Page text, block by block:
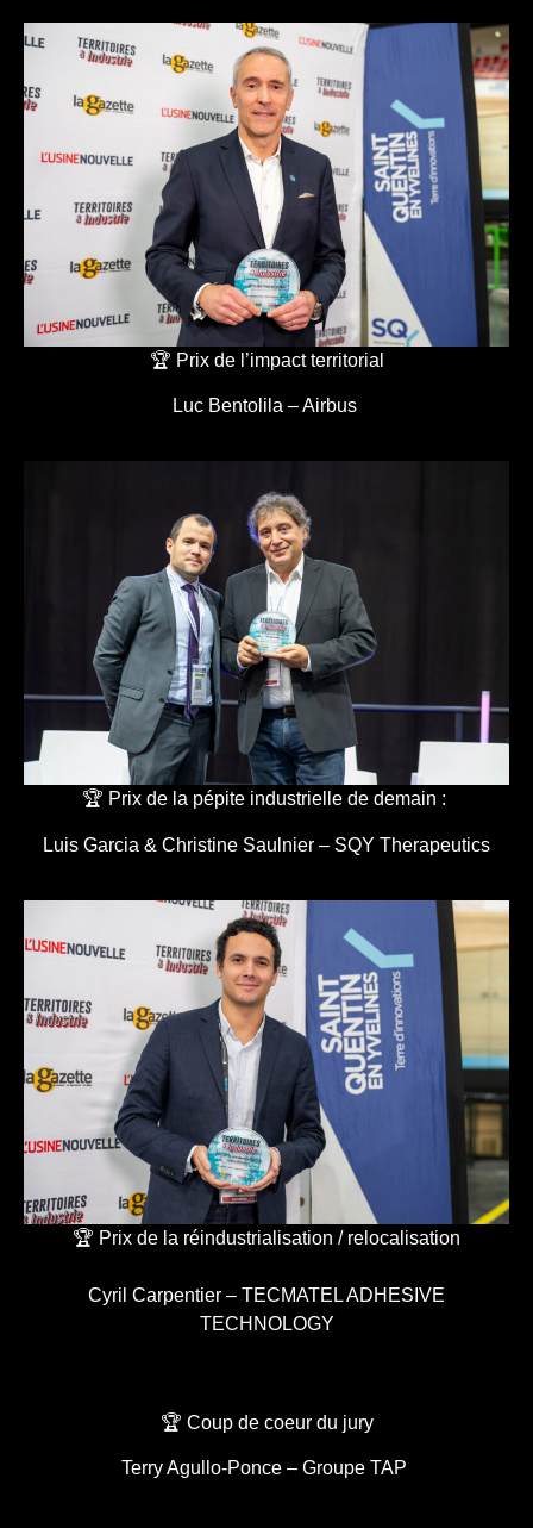
🏆 Prix de l’impact territorial
Luc Bentolila – Airbus
🏆 Prix de la pépite industrielle de demain :
Luis Garcia & Christine Saulnier – SQY Therapeutics
🏆 Prix de la réindustrialisation / relocalisation
Cyril Carpentier – TECMATEL ADHESIVE
TECHNOLOGY
🏆 Coup de coeur du jury
Terry Agullo-Ponce – Groupe TAP